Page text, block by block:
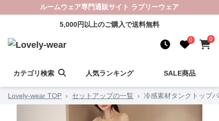
ルームウェア専門通販サイト ラブリーウェア
5,000円以上のご購入で送料無料
0 0
カテゴリ検索 人気ランキング SALE商品
Lovely-wear TOP › セットアップの一覧 › 冷感素材タンクトップ